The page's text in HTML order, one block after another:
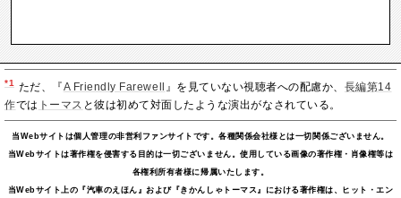
*1 ただ、『A Friendly Farewell 』を見ていない視聴者への配慮か、 長編第14
作では トーマス と彼は初めて対面したような演出がなされている。
当Webサイトは個人管理の非営利ファンサイトです。各種関係会社様とは一切関係ございません。
当Webサイトは著作権を侵害する目的は一切ございません。使用している画像の著作権・肖像権等は
各権利所有者様に帰属いたします。
当Webサイト上の『汽車のえほん』および『きかんしゃトーマス』における著作権は、ヒット・エン